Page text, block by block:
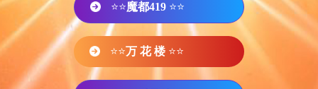
⭐⭐魔都419 ⭐⭐
⭐⭐万 花 楼 ⭐⭐